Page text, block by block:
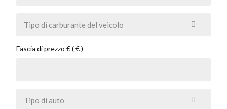
Fascia di prezzo € ( € )